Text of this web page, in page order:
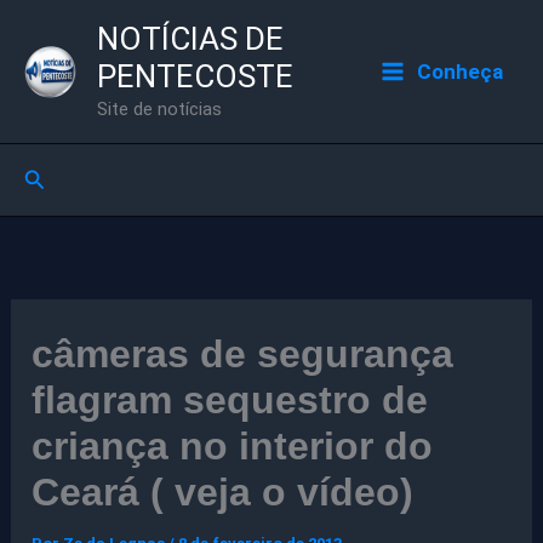
para
NOTÍCIAS DE
PENTECOSTE
Site de notícias
Conheça
Pesquisar
câmeras de segurança
flagram sequestro de
criança no interior do
Ceará ( veja o vídeo)